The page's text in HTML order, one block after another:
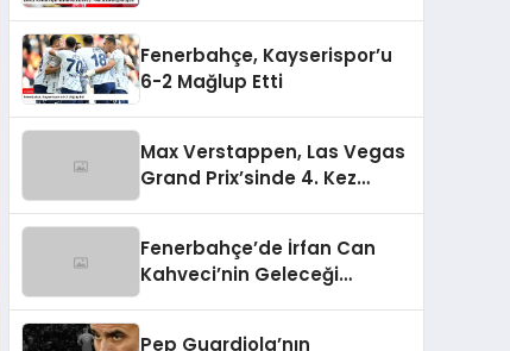
Fenerbahçe, Kayserispor’u
6-2 Mağlup Etti
Max Verstappen, Las Vegas
Grand Prix’sinde 4. Kez
Fenerbahçe’de İrfan Can
Kahveci’nin Geleceği
Pep Guardiola’nın